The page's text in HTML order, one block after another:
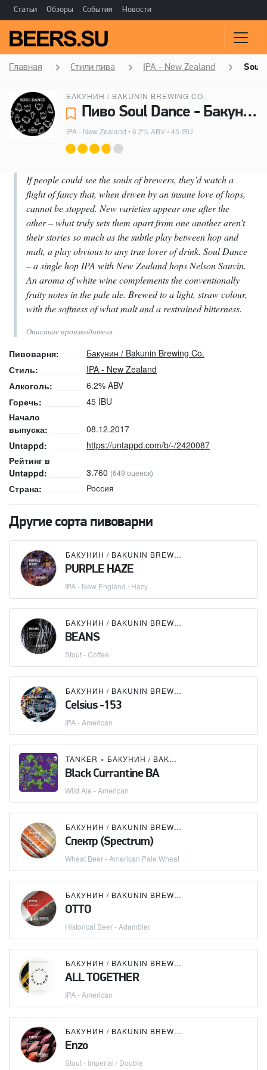
Статьи Обзоры События Новости
Главная Стили пива IPA - New Zealand Soul
БАКУНИН / BAKUNIN BREWING CO.
Пиво Soul Dance - Бакунин / Bakunin Brewing Co.
IPA - New Zealand • 6.2% ABV • 45 IBU
If people could see the souls of brewers, they’d watch a
flight of fancy that, when driven by an insane love of hops,
cannot be stopped. New varieties appear one after the
other – what truly sets them apart from one another aren’t
their stories so much as the subtle play between hop and
malt, a play obvious to any true lover of drink. Soul Dance
– a single hop IPA with New Zealand hops Nelson Sauvin.
An aroma of white wine complements the conventionally
fruity notes in the pale ale. Brewed to a light, straw colour,
with the softness of what malt and a restrained bitterness.
Описание производителя
Пивоварня:
Бакунин / Bakunin Brewing Co.
Стиль:
IPA - New Zealand
Алкоголь:
6.2% ABV
Горечь:
45 IBU
Начало
выпуска:
08.12.2017
Untappd:
https://untappd.com/b/-/2420087
Рейтинг в
Untappd:
3.760 (649 оценок)
Страна: Россия
Другие сорта пивоварни
БАКУНИН / BAKUNIN BREWING CO.
PURPLE HAZE
IPA - New England / Hazy
БАКУНИН / BAKUNIN BREWING CO.
BEANS
Stout - Coffee
БАКУНИН / BAKUNIN BREWING CO.
Celsius -153
IPA - American
TANKER × БАКУНИН / BAKUNIN BREWING CO.
Black Currantine BA
Wild Ale - American
БАКУНИН / BAKUNIN BREWING CO.
Спектр (Spectrum)
Wheat Beer - American Pale Wheat
БАКУНИН / BAKUNIN BREWING CO.
OTTO
Historical Beer - Adambier
БАКУНИН / BAKUNIN BREWING CO.
ALL TOGETHER
IPA - American
БАКУНИН / BAKUNIN BREWING CO.
Enzo
Stout - Imperial / Double